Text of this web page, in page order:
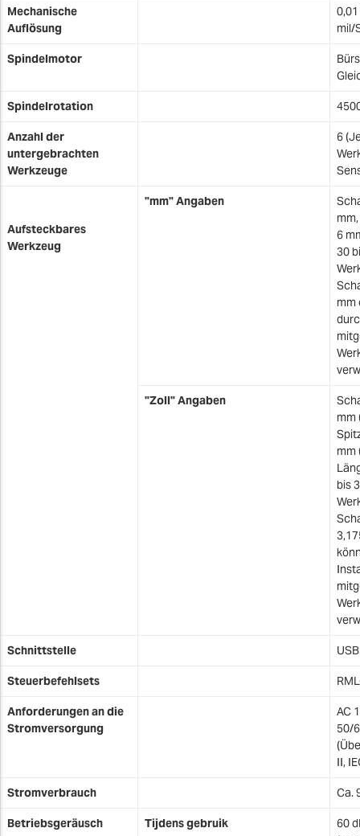
Mechanische
Auflösung
mil/
Spindelmotor
Spindelrotation
Anzahl der
untergebrachten
Werkzeuge
6
Aufsteckbares
Werkzeug
"mm" Angaben
6
30
mm
"Zoll" Angaben
mm
mm
bis
Schnittstelle USB
Steuerbefehlsets
Anforderungen an die
Stromversorgung
AC
50/
II,
Stromverbrauch Ca.
Betriebsgeräusch Tijdens gebruik
60